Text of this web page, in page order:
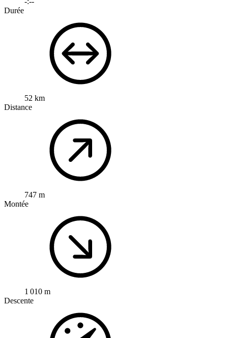
Durée
52 km
Distance
747 m
Montée
1 010 m
Descente